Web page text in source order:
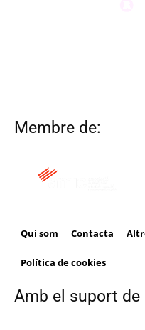
Membre de:
Qui som Contacta
Política de cookies
Amb el suport de